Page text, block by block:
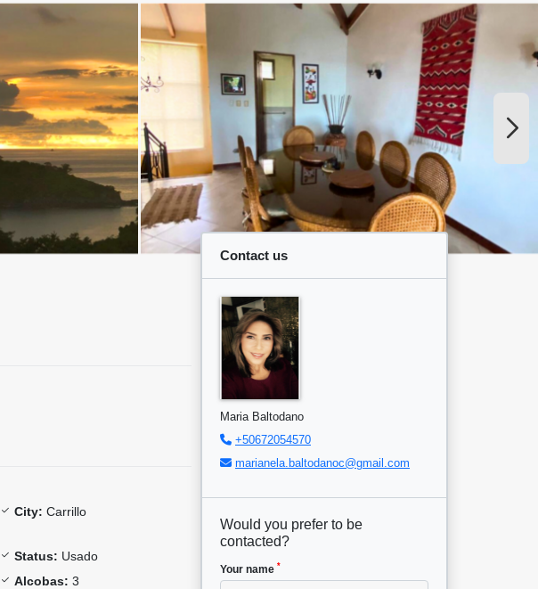
City: Carrillo
Status: Usado
Alcobas: 3
Contact us
Maria Baltodano
+50672054570
marianela.baltodanoc@gmail.com
Would you prefer to be
contacted?
Your name *